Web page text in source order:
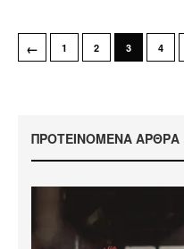
← 1 2 3 4
ΠΡΟΤΕΙΝΟΜΕΝΑ ΑΡΘΡΑ